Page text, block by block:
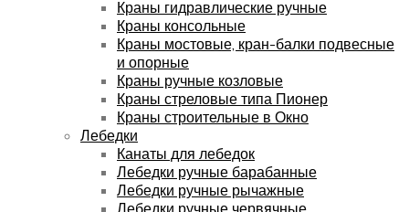
Краны гидравлические ручные
Краны консольные
Краны мостовые, кран-балки подвесные
и опорные
Краны ручные козловые
Краны стреловые типа Пионер
Краны строительные в Окно
Лебедки
Канаты для лебедок
Лебедки ручные барабанные
Лебедки ручные рычажные
Лебедки ручные червячные